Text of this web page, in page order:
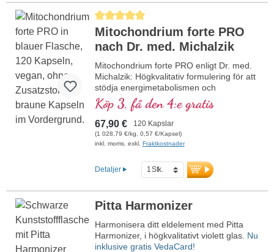
Genomsnittligt betyg på 5 av 5 stjärnor
Mitochondrium forte PRO
nach Dr. med. Michalzik
Mitochondrium forte PRO enligt Dr. med.
Michalzik: Högkvalitativ formulering för att
stödja energimetabolismen och
cellhälsan. Med NADH, Q10, resveratrol
och tiamin, som främjar
energimetabolismen, samt R-alfa-
liponsyra i den värdefulla formen Sodium-
R-Lipoat. Aluminiumfri försegling och över
kvalitet. Utvecklad av läkare.
Köp 3, få den 4:e gratis
67,90 € 120 Kapslar
(1 028,79 €/kg, 0,57 €/Kapsel)
inkl. moms. exkl. Fraktkostnader
Detaljer
Pitta Harmonizer
Harmonisera ditt eldelement med Pitta
Harmonizer, i högkvalitativt violett glas. Nu
inklusive gratis VedaCard!